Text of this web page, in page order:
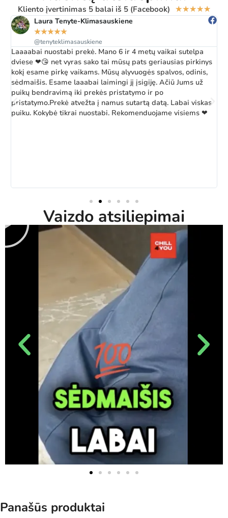
Kliento įvertinimas 5 balai iš 5 (Facebook) ★★★★★
Laura Tenyte-Klimasauskiene
★★★★★
@tenyteklimasauskiene
Laaaabai nuostabi prekė. Mano 6 ir 4 metų vaikai sutelpa
dviese ❤😘 net vyras sako tai mūsų pats geriausias pirkinys
kokį esame pirkę vaikams. Mūsų alyvuogės spalvos, odinis,
sėdmaišis. Esame laaabai laimingi jį įsigiję. Ačiū Jums už
puikų bendravimą iki prekės pristatymo ir po
pristatymo.Prekė atvežta į namus sutartą datą. Labai viskas
puiku. Kokybė tikrai nuostabi. Rekomenduojame visiems ❤
Vaizdo atsiliepimai
Panašūs produktai